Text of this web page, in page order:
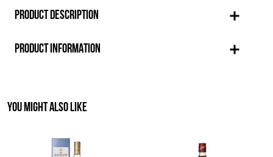
PRODUCT DESCRIPTION
PRODUCT INFORMATION
YOU MIGHT ALSO LIKE